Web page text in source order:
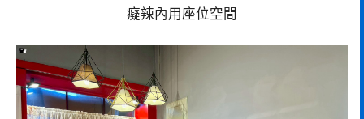
癡辣內用座位空間